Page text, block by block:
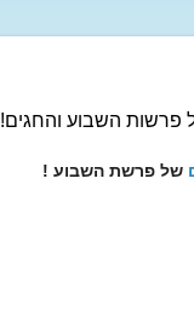
פרשות השבוע והחגים!
של פרשת השבוע !